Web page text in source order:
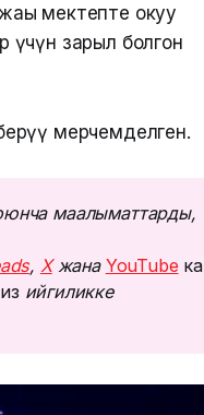
мектепте окуу
үчүн зарыл болгон
мерчемделген.
маалыматтарды,
, Х жана YouTube ка
ийгиликке